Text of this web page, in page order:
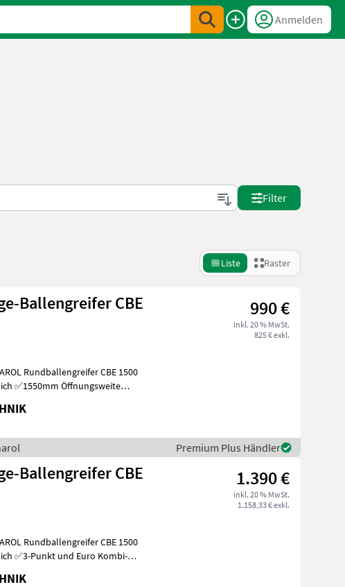
Anmelden
Filter
Liste Raster
Ballengreifer CBE
990 €
inkl. 20 % MwSt.
825 € exkl.
Aufnah
Premium Plus Händler
Ballengreifer CBE
1.390 €
inkl. 20 % MwSt.
1.158,33 € exkl.
✅massive